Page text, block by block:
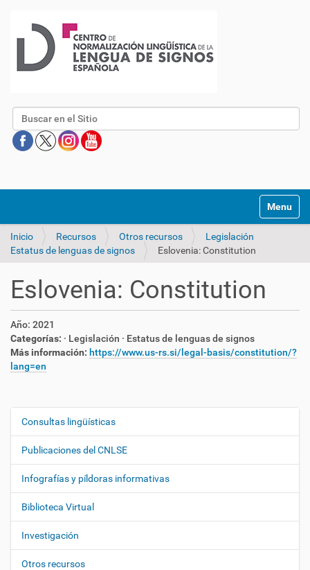
Buscar
Mostrar/
Inicio Recursos Otros recursos
Legislación
Estatus de lenguas de signos
Eslovenia: Constitution
Eslovenia: Constitution
Año: 2021
Categorías: · Legislación · Estatus de lenguas de signos
Más información: https://www.us-rs.si/legal-basis/constitution/?
lang=en
N
e
g
a
c
i
ó
Consultas lingüísticas
Publicaciones del CNLSE
Infografías y píldoras informativas
Biblioteca Virtual
Investigación
Otros recursos